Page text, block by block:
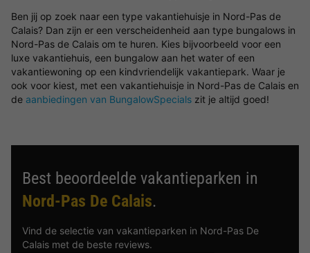
Ben jij op zoek naar een type vakantiehuisje in Nord-Pas de
Calais? Dan zijn er een verscheidenheid aan type bungalows in
Nord-Pas de Calais om te huren. Kies bijvoorbeeld voor een
luxe vakantiehuis, een bungalow aan het water of een
vakantiewoning op een kindvriendelijk vakantiepark. Waar je
ook voor kiest, met een vakantiehuisje in Nord-Pas de Calais en
de aanbiedingen van BungalowSpecials zit je altijd goed!
Best beoordeelde vakantieparken in
Nord-Pas De Calais.
Vind de selectie van vakantieparken in Nord-Pas De
Calais met de beste reviews.